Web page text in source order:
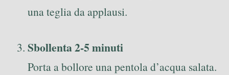
una teglia da applausi.
Sbollenta 2-5 minuti
Porta a bollore una pentola d’acqua salata.